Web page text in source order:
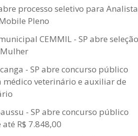
processo seletivo para Analista
Pleno
CEMMIL - SP abre seleção
- SP abre concurso público
médico veterinário e auxiliar de
- SP abre concurso público
R$ 7.848,00